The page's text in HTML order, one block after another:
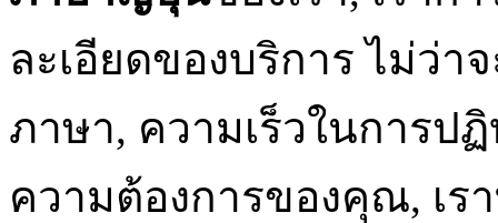
ละเอียดของบริการ ไม่ว่า
ภาษา, ความเร็วในการป
ความต้องการของคุณ, เร